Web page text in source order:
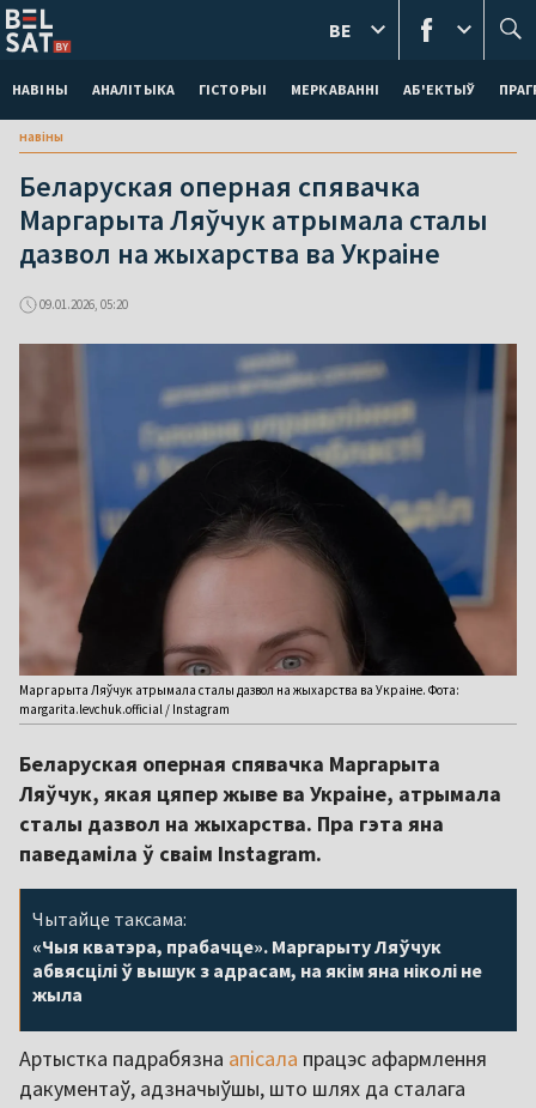
НАВІНЫ АНАЛІТЫКА ГІСТОРЫІ МЕРКАВАННI АБ'ЕКТЫЎ
BE
навіны
Беларуская оперная спявачка
Маргарыта Ляўчук атрымала сталы
дазвол на жыхарства ва Украіне
09.01.2026, 05:20
Маргарыта Ляўчук атрымала сталы дазвол на жыхарства ва Украіне. Фота:
margarita.levchuk.official / Instagram
Беларуская оперная спявачка Маргарыта
Ляўчук, якая цяпер жыве ва Украіне, атрымала
сталы дазвол на жыхарства. Пра гэта яна
паведаміла ў сваім Instagram.
Чытайце таксама:
«Чыя кватэра, прабачце». Маргарыту Ляўчук
абвясцілі ў вышук з адрасам, на якім яна ніколі не
жыла
Артыстка падрабязна апісала працэс афармлення
дакументаў, адзначыўшы, што шлях да сталага